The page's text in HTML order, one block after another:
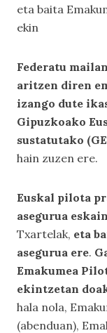
eta baita
ekin
Federatu
aritzen diren
izango dute
Gipuzkoako
sustatutako
hain zuzen ere.
Euskal pilota
asegurua
Txartelak, eta
asegurua ere.
Emakumea
ekintzetan
hala nola,
(abenduan),